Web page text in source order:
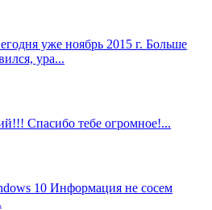
уже ноябрь 2015 г. Больше
ура...
Спасибо тебе огромное!...
10 Информация не сосем